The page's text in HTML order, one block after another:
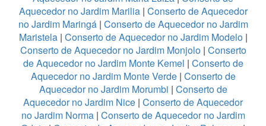
Aquecedor no Jardim Marilia| Conserto de Aquecedor
no Jardim Maringá| Conserto de Aquecedor no Jardim
Maristela| Conserto de Aquecedor no Jardim Modelo|
Conserto de Aquecedor no Jardim Monjolo| Conserto
de Aquecedor no Jardim Monte Kemel | Conserto de
Aquecedor no Jardim Monte Verde| Conserto de
Aquecedor no Jardim Morumbi | Conserto de
Aquecedor no Jardim Nice | Conserto de Aquecedor
no Jardim Norma| Conserto de Aquecedor no Jardim